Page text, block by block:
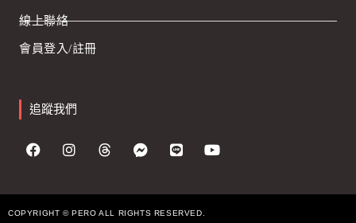
線上聯絡
會員登入/註冊
追蹤我們
COPYRIGHT © PERO ALL RIGHTS RESERVED.